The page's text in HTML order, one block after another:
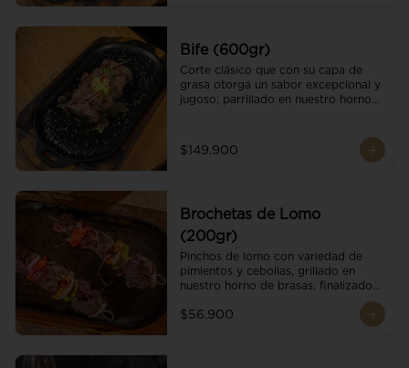
Bife (600gr)
Corte clásico que con su capa de
grasa otorga un sabor excepcional y
jugoso; parrillado en nuestro horno
cristales de sal y mantequilla de ajo
y pimientos. Dos guarniciones a
$149.900
Brochetas de Lomo
(200gr)
Pinchos de lomo con variedad de
pimientos y cebollas, grillado en
nuestro horno de brasas, finalizado
con cristales de sal. Acompañado de
salsa criolla.
$56.900